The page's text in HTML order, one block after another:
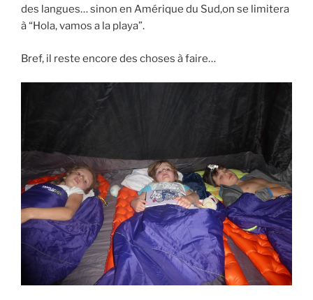
des langues… sinon en Amérique du Sud,on se limitera
à “Hola, vamos a la playa”.
Bref, il reste encore des choses à faire…